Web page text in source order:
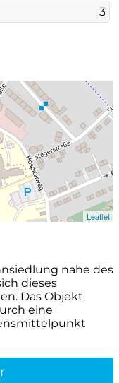
3
Leaflet
nahe des
dieses
Das Objekt
eine